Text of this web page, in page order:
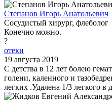
Степанов Игорь Анатольевич
Сосудистый хирург, флеболог
Конечно можно.
?
отеки
19 августа 2019
С детства в 12 лет болею
голени, каленного и
легких .Удалена 1/3 легкого в